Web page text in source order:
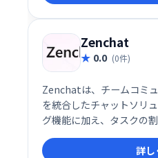
Zenchat
0.0 (0件)
Zenchatは、チームコミ
を統合したチャットソリ
グ機能に加え、タスクの
元化します。
詳し